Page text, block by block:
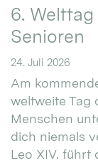
6.
Senioren
24. Juli 2026
Am
weltweite Tag
Menschen
dich niemals
Leo XIV. führt